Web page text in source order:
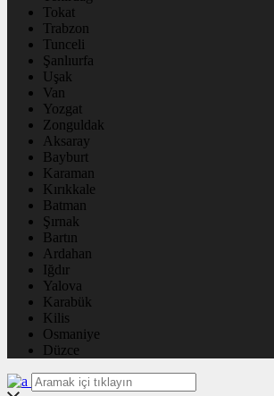
Tokat
Trabzon
Tunceli
Şanlıurfa
Uşak
Van
Yozgat
Zonguldak
Aksaray
Bayburt
Karaman
Kırıkkale
Batman
Şırnak
Bartın
Ardahan
Iğdır
Yalova
Karabük
Kilis
Osmaniye
Düzce